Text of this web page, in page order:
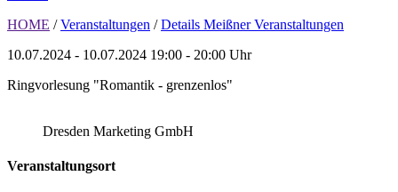
HOME / Veranstaltungen / Details Meißner Veranstaltungen
10.07.2024 - 10.07.2024 19:00 - 20:00 Uhr
Ringvorlesung "Romantik - grenzenlos"
Dresden Marketing GmbH
Veranstaltungsort